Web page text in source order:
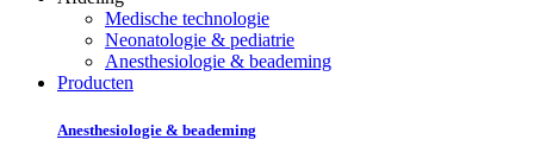
Medische technologie
Neonatologie & pediatrie
Anesthesiologie & beademing
Producten
Anesthesiologie & beademing